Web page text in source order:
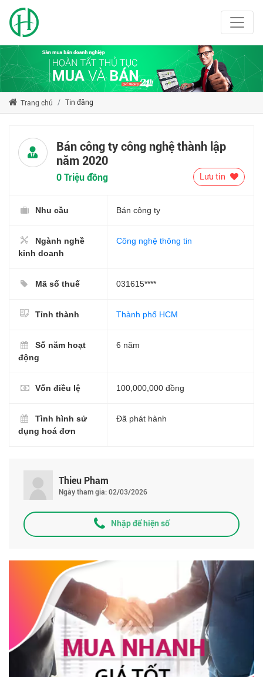
Trang chủ Tin đăng
Bán công ty công nghệ thành lập
năm 2020
0 Triệu đồng Lưu tin
Nhu cầu Bán công ty
Ngành nghề
kinh doanh
Công nghệ thông tin
Mã số thuế 031615****
Tỉnh thành Thành phố HCM
Số năm hoạt
động
6 năm
Vốn điều lệ 100,000,000 đồng
Tình hình sử
dụng hoá đơn
Đã phát hành
Thieu Pham
Ngày tham gia: 02/03/2026
Nhập để hiện số